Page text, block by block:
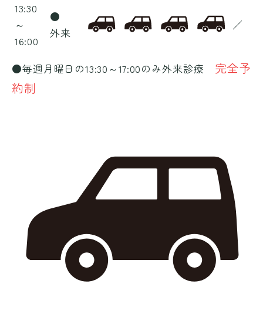
13:30
～
16:00
●
外来
／
●毎週月曜日の13:30～17:00のみ外来診療 完全予
約制